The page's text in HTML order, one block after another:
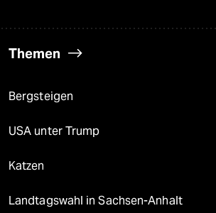
Themen
Bergsteigen
USA unter Trump
Katzen
Landtagswahl in Sachsen-Anhalt